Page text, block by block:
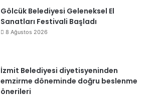
Gölcük Belediyesi Geleneksel El
Sanatları Festivali Başladı
8 Ağustos 2026
İzmit Belediyesi diyetisyeninden
emzirme döneminde doğru beslenme
önerileri